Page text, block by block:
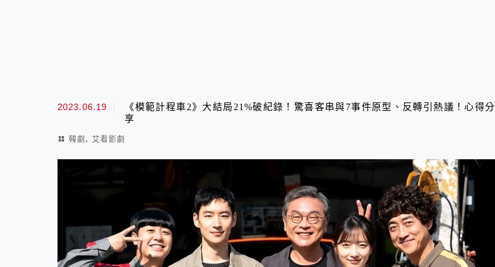
2023.06.19
《模範計程車2》大結局21%破紀錄！驚喜客串與7事件原型、反轉引熱議！心得分
享
韓劇 , 艾看影劇